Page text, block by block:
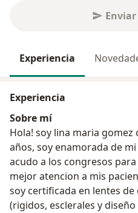
Experiencia
Experiencia
Sobre mí
Hola! soy lina maria
años, soy enamorada de
acudo a los congresos
mejor atencion a mis
soy certificada en lentes
(rigidos, esclerales y